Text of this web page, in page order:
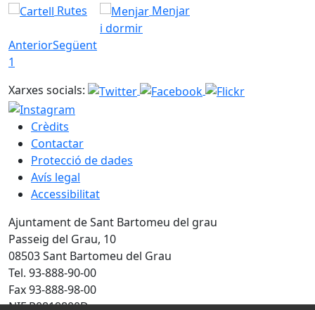
Rutes
Menjar
i dormir
AnteriorSegüent
1
Xarxes socials:
Crèdits
Contactar
Protecció de dades
Avís legal
Accessibilitat
Ajuntament de Sant Bartomeu del grau
Passeig del Grau, 10
08503 Sant Bartomeu del Grau
Tel. 93-888-90-00
Fax 93-888-98-00
NIF P0819800D